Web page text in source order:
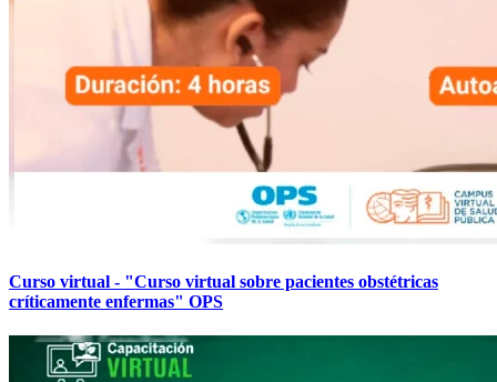
Curso virtual - "Curso virtual sobre pacientes obstétricas
críticamente enfermas" OPS